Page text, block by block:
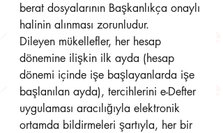
berat dosyalarının Başkanlıkça onaylı
halinin alınması zorunludur.
Dileyen mükellefler, her hesap
dönemine ilişkin ilk ayda (hesap
dönemi içinde işe başlayanlarda işe
başlanılan ayda), tercihlerini e-Defter
uygulaması aracılığıyla elektronik
ortamda bildirmeleri şartıyla, her bir